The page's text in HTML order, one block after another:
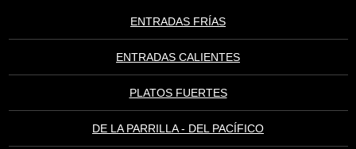
ENTRADAS FRÍAS
ENTRADAS CALIENTES
PLATOS FUERTES
DE LA PARRILLA - DEL PACÍFICO